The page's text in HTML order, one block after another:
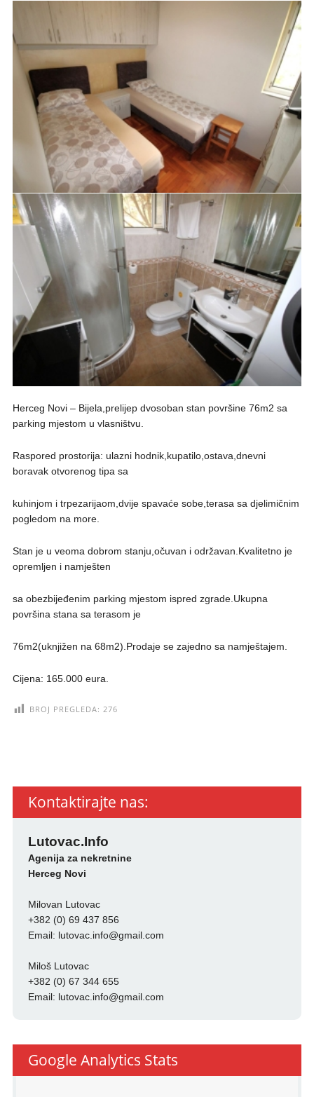
Herceg Novi – Bijela,prelijep dvosoban stan površine 76m2 sa
parking mjestom u vlasništvu.
Raspored prostorija: ulazni hodnik,kupatilo,ostava,dnevni
boravak otvorenog tipa sa
kuhinjom i trpezarijaom,dvije spavaće sobe,terasa sa djelimičnim
pogledom na more.
Stan je u veoma dobrom stanju,očuvan i održavan.Kvalitetno je
opremljen i namješten
sa obezbijeđenim parking mjestom ispred zgrade.Ukupna
površina stana sa terasom je
76m2(uknjižen na 68m2).Prodaje se zajedno sa namještajem.
Cijena: 165.000 eura.
BROJ PREGLEDA: 276
Kontaktirajte nas:
Lutovac.Info
Agenija za nekretnine
Herceg Novi
Milovan Lutovac
+382 (0) 69 437 856
Email: lutovac.info@gmail.com
Miloš Lutovac
+382 (0) 67 344 655
Email: lutovac.info@gmail.com
Google Analytics Stats